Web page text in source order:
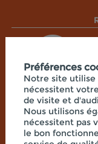
Préférences
Notre site utilise
nécessitent
de visite et
Nous utilisons
nécessitent pas
le bon